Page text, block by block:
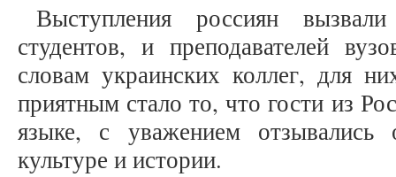
Выступления россиян
студентов, и преподавателей
словам украинских коллег, для
приятным стало то, что гости из
языке, с уважением отзывались
культуре и истории.